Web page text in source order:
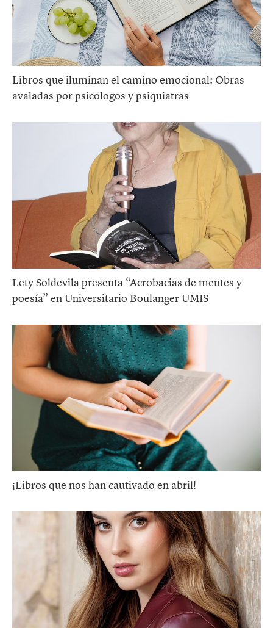
Libros que iluminan el camino emocional: Obras
avaladas por psicólogos y psiquiatras
Lety Soldevila presenta “Acrobacias de mentes y
poesía” en Universitario Boulanger UMIS
¡Libros que nos han cautivado en abril!